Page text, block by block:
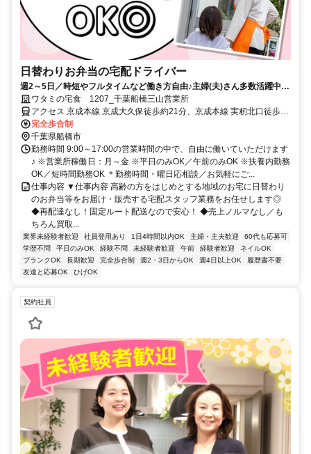
日替わりお弁当の宅配ドライバー
週2～5日／時短やフルタイムなど働き方自由♪主婦(夫)さん多数活躍中！
サポート体制バッチリなのでお子さんの行事でのお休みなども取りやす
い◎
ワタミの宅食 1207_千葉船橋三山営業所
アクセス 京成本線 京成大久保徒歩約21分、京成本線 実籾北口徒歩約
22分、新京成電鉄 薬園台東口徒歩約35分
完全歩合制
千葉県船橋市
勤務時間 9:00～17:00の営業時間の中で、自由に働いていただけます
♪ ※営業所稼働日：月～金 ※平日のみOK／午前のみOK ※扶養内勤務
OK／短時間勤務OK ＊勤務時間・曜日応相談／お気軽にご...
仕事内容 ▼仕事内容 高齢の方をはじめとする地域のお宅に日替わり
のお弁当等をお届け・販売する宅配スタッフ業務をお任せします◎
◆再配達なし！固定ルート配送なので安心！ ◆売上ノルマなし／も
ちろん買取...
業界未経験者歓迎 社員登用あり 1日4時間以内OK 主婦・主夫歓迎
60代も応募可
学歴不問
平日のみOK 経験不問 未経験者歓迎 午前 経験者歓迎
ネイルOK
ブランクOK
長期歓迎 完全歩合制 週2・3日からOK 週4日以上OK
履歴書不要
友達と応募OK
ひげOK
契約社員